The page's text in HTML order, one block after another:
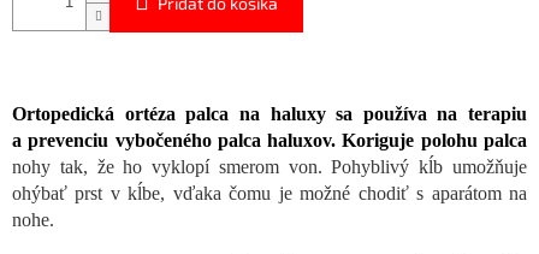
Ortopedická ortéza palca na haluxy sa používa na terapiu
a prevenciu vybočeného palca haluxov. Koriguje polohu palca
nohy tak, že ho vyklopí smerom von. Pohyblivý kĺb umožňuje
ohýbať prst v kĺbe, vďaka čomu je možné chodiť s aparátom na
nohe.